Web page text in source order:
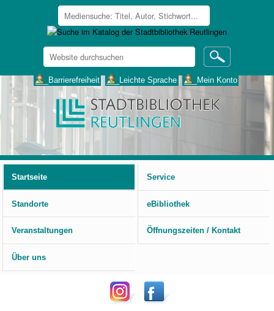
Website
durchsuchen
___Barrierefreiheit ___Leichte Sprache ___Mein Konto
Startseite
Service
Standorte eBibliothek
Veranstaltungen Öffnungszeiten / Kontakt
Über uns